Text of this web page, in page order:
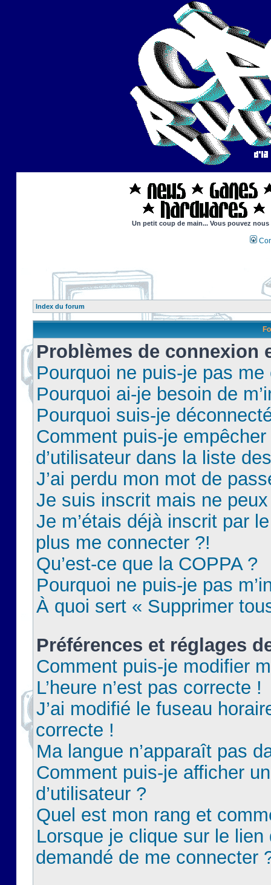
Un petit coup de main... Vous pouvez
Index du forum
Problèmes de connexion
Pourquoi ne puis-je pas
Pourquoi ai-je besoin de
Pourquoi suis-je
Comment puis-je
d’utilisateur dans la liste
J’ai perdu mon mot de
Je suis inscrit mais ne
Je m’étais déjà inscrit par
plus me connecter ?!
Qu’est-ce que la COPPA ?
Pourquoi ne puis-je pas
À quoi sert « Supprimer
Préférences et réglages
Comment puis-je modifier
L’heure n’est pas correcte !
J’ai modifié le fuseau
correcte !
Ma langue n’apparaît pas
Comment puis-je afficher
d’utilisateur ?
Quel est mon rang et
Lorsque je clique sur le lien
demandé de me connecter